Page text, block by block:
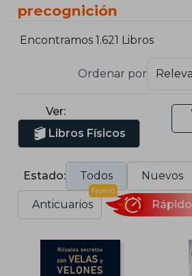
precognición
Encontramos 1.621 Libros
Ordenar por
Ver:
Libros Físicos
Estado: Todos Nuevos
Anticuarios
Nuevo
Rápido